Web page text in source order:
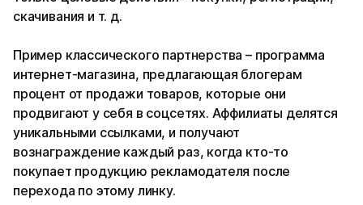
скачивания и т. д.
Пример классического партнерства – программа
интернет-магазина, предлагающая блогерам
процент от продажи товаров, которые они
продвигают у себя в соцсетях. Аффилиаты делятся
уникальными ссылками, и получают
вознаграждение каждый раз, когда кто-то
покупает продукцию рекламодателя после
перехода по этому линку.